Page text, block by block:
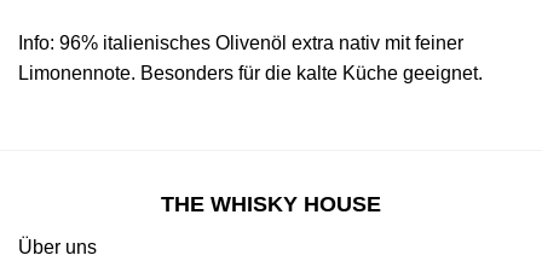
Info: 96% italienisches Olivenöl extra nativ mit feiner
Limonennote. Besonders für die kalte Küche geeignet.
THE WHISKY HOUSE
Über uns